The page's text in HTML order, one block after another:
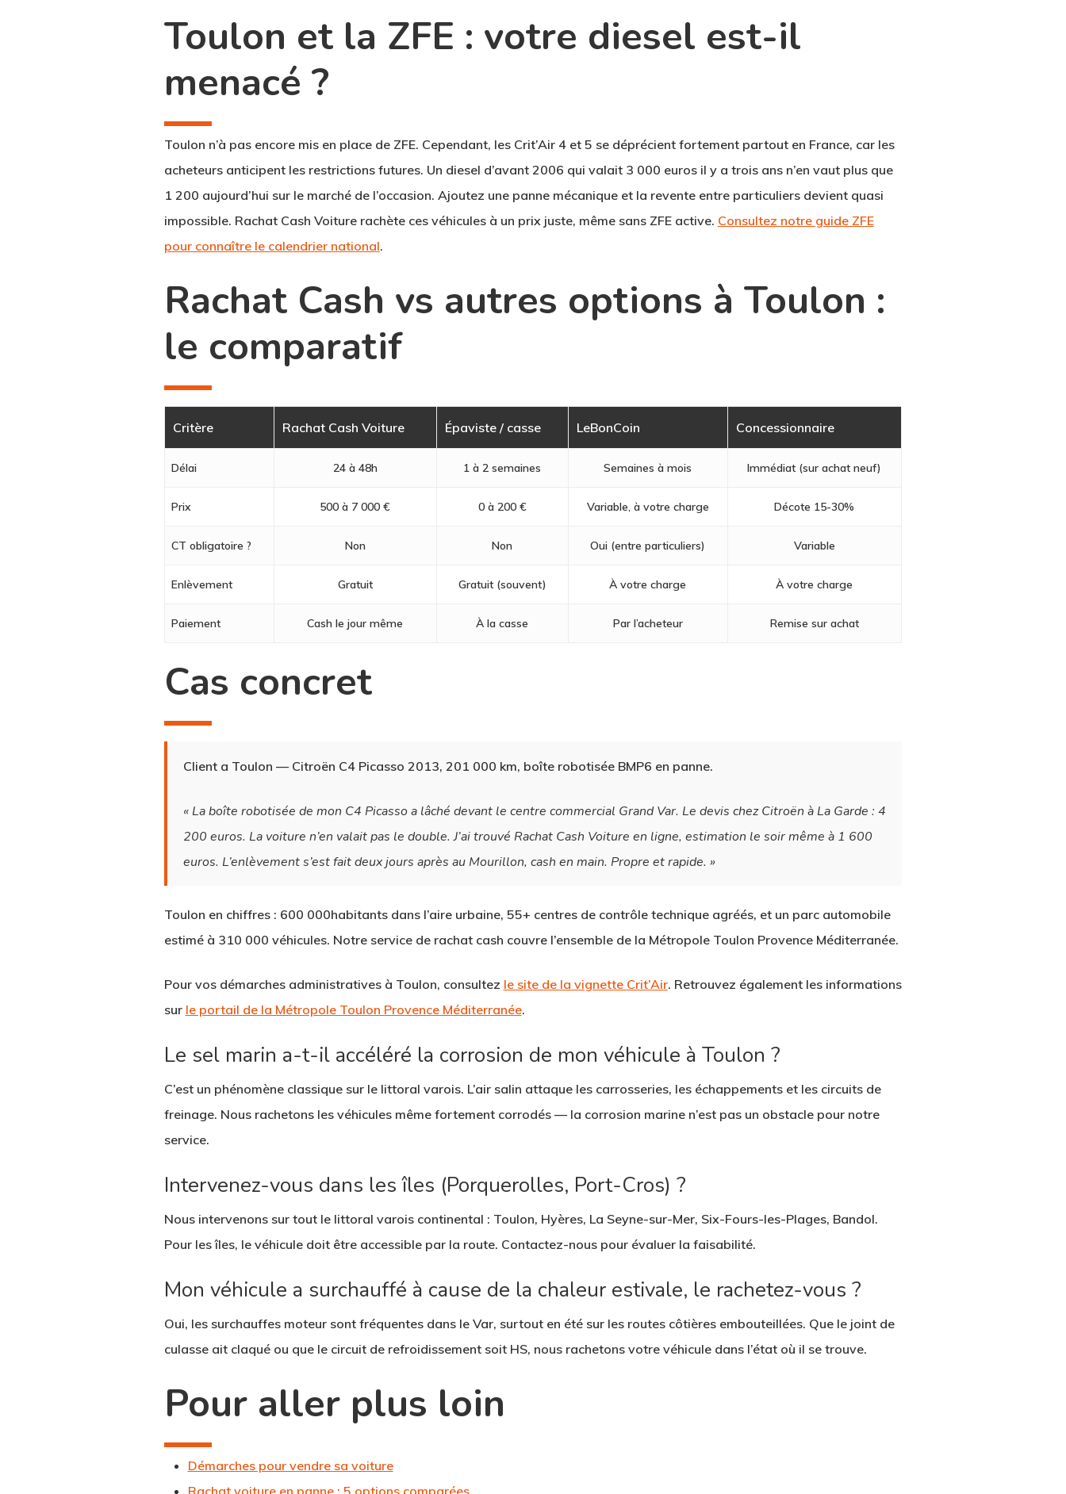
Toulon et la ZFE : votre diesel est-il
menacé ?
Toulon n’à pas encore mis en place de ZFE. Cependant, les Crit’Air 4 et 5 se déprécient fortement partout en France, car les
acheteurs anticipent les restrictions futures. Un diesel d’avant 2006 qui valait 3 000 euros il y a trois ans n’en vaut plus que
1 200 aujourd’hui sur le marché de l’occasion. Ajoutez une panne mécanique et la revente entre particuliers devient quasi
impossible. Rachat Cash Voiturerachète ces véhicules à un prix juste, même sans ZFE active. Consultez notre guide ZFE
pour connaître le calendrier national.
Rachat Cash vs autres options à Toulon :
le comparatif
Critère Rachat Cash Voiture Épaviste / casse LeBonCoin Concessionnaire
Délai 24 à 48h 1 à 2 semaines Semaines à mois Immédiat (sur achat neuf)
Prix 500 à 7 000 € 0 à 200 € Variable, à votre charge Décote 15-30%
CT obligatoire ? Non Non Oui (entre particuliers) Variable
Enlèvement Gratuit Gratuit (souvent) À votre charge À votre charge
Paiement Cash le jour même À la casse Par l’acheteur Remise sur achat
Cas concret
Client a Toulon — Citroën C4 Picasso 2013, 201 000 km, boîte robotisée BMP6 en panne.
« La boîte robotisée de mon C4 Picasso a lâché devant le centre commercial Grand Var. Le devis chez Citroën à La Garde : 4
200 euros. La voiture n’en valait pas le double. J’ai trouvé Rachat Cash Voiture en ligne, estimation le soir même à 1 600
euros. L’enlèvement s’est fait deux jours après au Mourillon, cash en main. Propre et rapide. »
Toulon en chiffres : 600 000habitants dans l’aire urbaine, 55+ centres de contrôle technique agréés, et un parc automobile
estimé à 310 000 véhicules. Notre service de rachat cash couvre l’ensemble de la Métropole Toulon Provence Méditerranée.
Pour vos démarches administratives à Toulon, consultez le site de la vignette Crit’Air. Retrouvez également les informations
sur le portail de la Métropole Toulon Provence Méditerranée.
Le sel marin a-t-il accéléré la corrosion de mon véhicule à Toulon ?
C’est un phénomène classique sur le littoral varois. L’air salin attaque les carrosseries, les échappements et les circuits de
freinage. Nous rachetons les véhicules même fortement corrodés — la corrosion marine n’est pas un obstacle pour notre
service.
Intervenez-vous dans les îles (Porquerolles, Port-Cros) ?
Nous intervenons sur tout le littoral varois continental : Toulon, Hyères, La Seyne-sur-Mer, Six-Fours-les-Plages, Bandol.
Pour les îles, le véhicule doit être accessible par la route. Contactez-nous pour évaluer la faisabilité.
Mon véhicule a surchauffé à cause de la chaleur estivale, le rachetez-vous ?
Oui, les surchauffes moteur sont fréquentes dans le Var, surtout en été sur les routes côtières embouteillées. Que le joint de
culasse ait claqué ou que le circuit de refroidissement soit HS, nous rachetons votre véhicule dans l’état où il se trouve.
Pour aller plus loin
Démarches pour vendre sa voiture
Rachat voiture en panne : 5 options comparées